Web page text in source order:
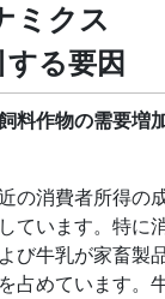
ミクス
る要因
料作物の需要増
の消費者所得の
ています。特に
び牛乳が家畜製
占めています。